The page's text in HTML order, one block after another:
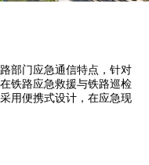
部门应急通信特点，针对
铁路应急救援与铁路巡检
用便携式设计，在应急现